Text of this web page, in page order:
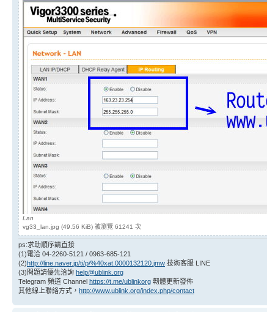
Lan
vg33_lan.jpg (49.56 KiB) 被瀏覽 61241 次
ps:求助順序請直接
(1)電洽 04-2260-5121 / 0963-685-121
(2)http://line.naver.jp/ti/p/%40xat.0000132120.jmw 技術客服 LINE
(3)問題請優先洽詢 help@ublink.org
Telegram 頻道 Channel https://t.me/ublinkorg 韌體更新發佈
其他線上聯絡方式， http://www.ublink.org/index.php/contact